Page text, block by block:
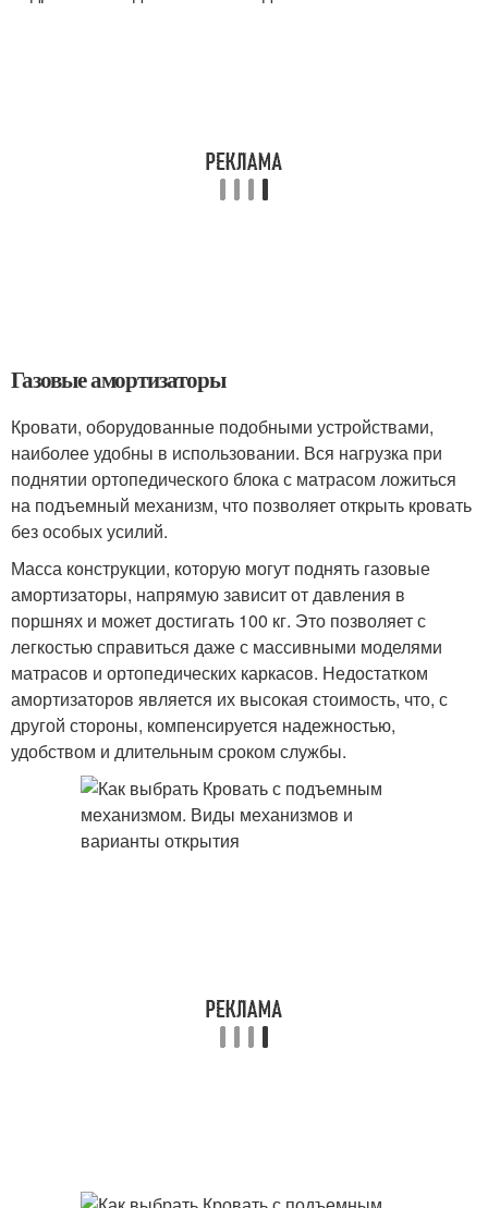
Газовые амортизаторы
Кровати, оборудованные подобными устройствами,
наиболее удобны в использовании. Вся нагрузка при
поднятии ортопедического блока с матрасом ложиться
на подъемный механизм, что позволяет открыть кровать
без особых усилий.
Масса конструкции, которую могут поднять газовые
амортизаторы, напрямую зависит от давления в
поршнях и может достигать 100 кг. Это позволяет с
легкостью справиться даже с массивными моделями
матрасов и ортопедических каркасов. Недостатком
амортизаторов является их высокая стоимость, что, с
другой стороны, компенсируется надежностью,
удобством и длительным сроком службы.